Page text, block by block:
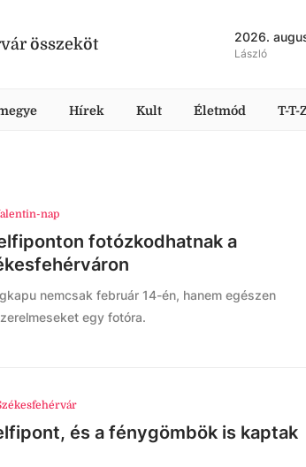
összeköt 2026.
László
Hírek Kult Életmód T-T-
nap
fotózkodhatnak a
nemcsak február 14-én, hanem egészen
egy fotóra.
és a fénygömbök is kaptak